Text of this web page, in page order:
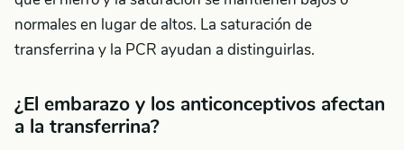
normales en lugar de altos. La saturación de
transferrina y la PCR ayudan a distinguirlas.
¿El embarazo y los anticonceptivos afectan
a la transferrina?